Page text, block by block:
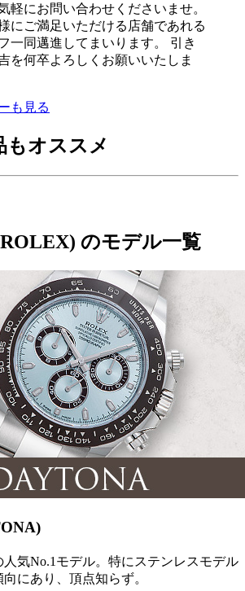
軽にお問い合わせくださいませ。
にご満足いただける店舗であれる
一同邁進してまいります。 引き
を何卒よろしくお願いいたしま
も見る
もオススメ
のモデル一覧
気No.1モデル。特にステンレスモデル
にあり、頂点知らず。